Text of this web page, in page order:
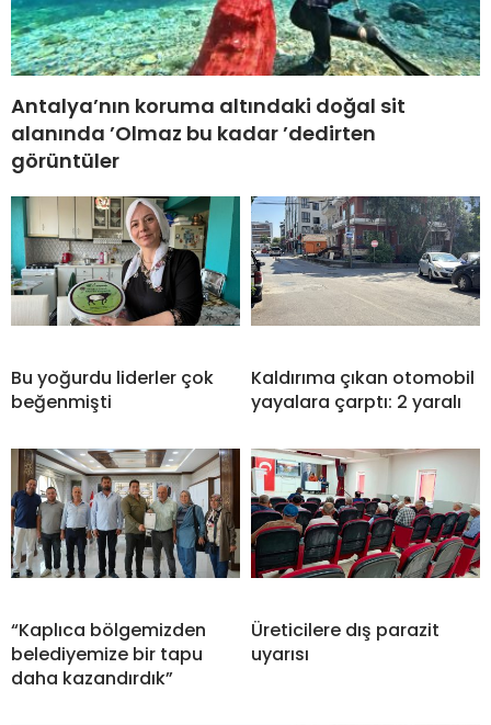
Antalya’nın koruma altındaki doğal sit
alanında ’Olmaz bu kadar ’dedirten
görüntüler
Bu yoğurdu liderler çok
beğenmişti
Kaldırıma çıkan otomobil
yayalara çarptı: 2 yaralı
“Kaplıca bölgemizden
belediyemize bir tapu
daha kazandırdık”
Üreticilere dış parazit
uyarısı